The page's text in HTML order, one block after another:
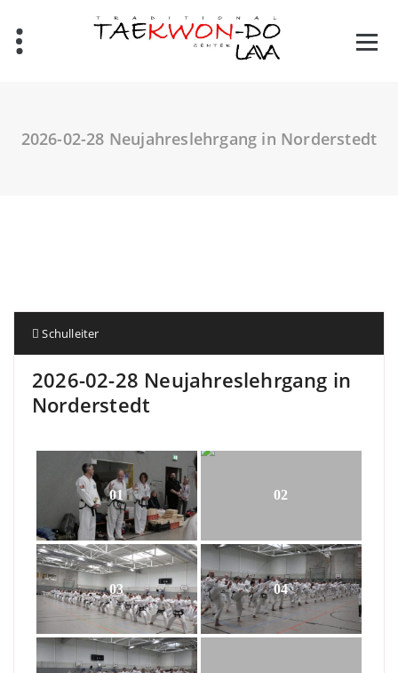
Inhalt
springen
2026-02-28 Neujahreslehrgang in Norderstedt
Schulleiter
2026-02-28 Neujahreslehrgang in
Norderstedt
01 02
03 04